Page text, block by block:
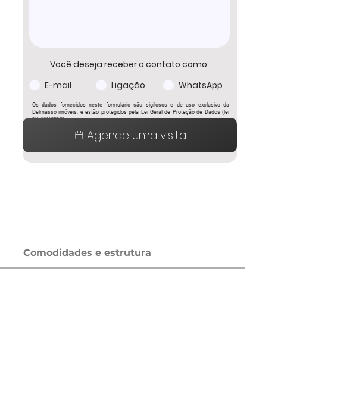
Você deseja receber o contato como:
E-mail
Ligação WhatsApp
Os dados fornecidos neste formulário são sigilosos e de uso exclusivo da
Delmasso imóveis, e estão protegidos pela Lei Geral de Proteção de Dados (lei
13.709/2018)
ENVIAR
Agende uma visita
Comodidades e estrutura